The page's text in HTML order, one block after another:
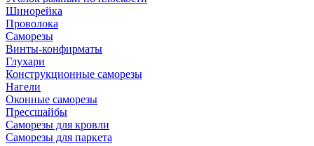
Шинорейка
Проволока
Саморезы
Винты-конфирматы
Глухари
Конструкционные саморезы
Нагели
Оконные саморезы
Прессшайбы
Саморезы для кровли
Саморезы для паркета